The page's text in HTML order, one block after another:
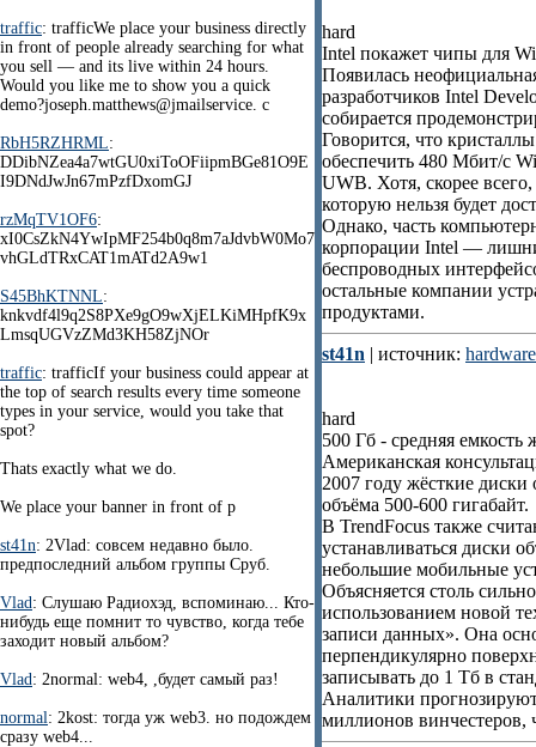
traffic: trafficWe place your business directly
in front of people already searching for what
you sell — and its live within 24 hours.
Would you like me to show you a quick
demo?joseph.matthews@jmailservice. c
RbH5RZHRML:
DDibNZea4a7wtGU0xiToOFiipmBGe81O9E
I9DNdJwJn67mPzfDxomGJ
rzMqTV1OF6:
xI0CsZkN4YwIpMF254b0q8m7aJdvbW0Mo7
vhGLdTRxCAT1mATd2A9w1
S45BhKTNNL:
knkvdf4l9q2S8PXe9gO9wXjELKiMHpfK9x
LmsqUGVzZMd3KH58ZjNOr
traffic: trafficIf your business could appear at
the top of search results every time someone
types in your service, would you take that
spot?
Thats exactly what we do.
We place your banner in front of p
st41n: 2Vlad: совсем недавно было.
предпоследний альбом группы Сруб.
Vlad: Слушаю Радиохэд, вспоминаю... Кто-
нибудь еще помнит то чувство, когда тебе
заходит новый альбом?
Vlad: 2normal: web4, ,будет самый раз!
normal: 2kost: тогда уж web3. но подождем
сразу web4...
hard
Intel покажет чипы для
Появилась
разработчиков Intel
собирается
Говорится, что
обеспечить 480 Mбит/с
UWB. Хотя, скорее
которую нельзя будет
Однако, часть
корпорации Intel —
беспроводных
остальные компании
продуктами.
st41n | источник:
hard
500 Гб - средняя емкость
Американская
2007 году жёсткие
объёма 500-600 гигабайт.
В TrendFocus также
устанавливаться диски
небольшие мобильные
Объясняется столь
использованием новой
записи данных». Она
перпендикулярно
записывать до 1 Тб в
Аналитики
миллионов винчестеров,